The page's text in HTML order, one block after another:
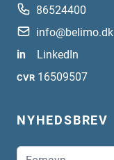
86524400
info@belimo.dk
in
LinkedIn
CVR 16509507
NYHEDSBREV